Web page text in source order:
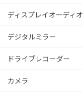
ディスプレイオーディオ
デジタルミラー
ドライブレコーダー
カメラ